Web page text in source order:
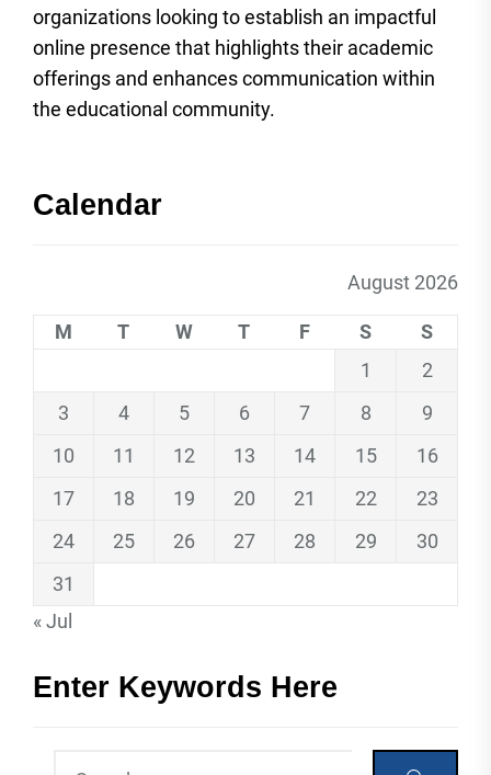
organizations looking to establish an impactful
online presence that highlights their academic
offerings and enhances communication within
the educational community.
Calendar
August 2026
M T W T F S
S
1
2
3
4 5 6 7 8
9
10
11 12 13 14 15
16
17
18 19 20 21 22
23
24
25 26 27 28 29
30
31
« Jul
Enter Keywords Here